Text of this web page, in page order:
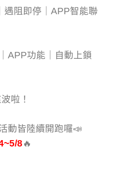
遇阻即停｜APP智能聯
APP功能｜自動上鎖
啦！
動皆陸續開跑囉📣
8🔥